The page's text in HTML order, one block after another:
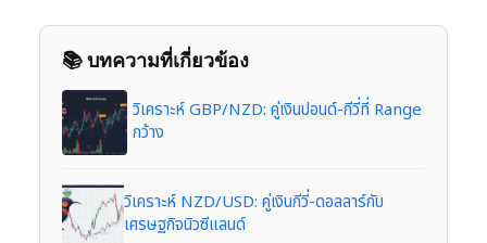
📚 บทความที่เกี่ยวข้อง
วิเคราะห์ GBP/NZD: คู่เงินปอนด์-กีวี่ที่ Range
กว้าง
วิเคราะห์ NZD/USD: คู่เงินกีวี่-ดอลลาร์กับ
เศรษฐกิจนิวซีแลนด์